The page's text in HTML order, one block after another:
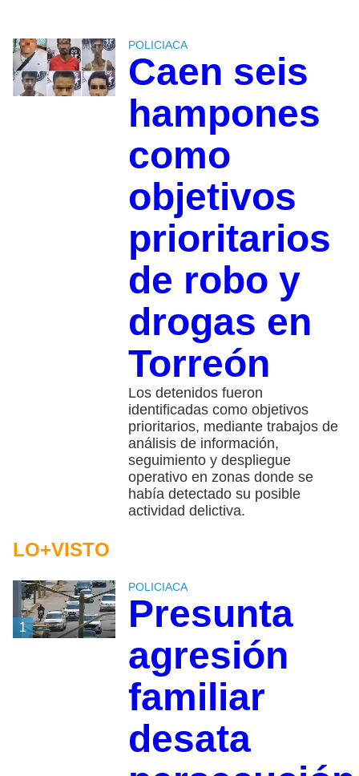
POLICIACA
Caen seis
hampones
como
objetivos
prioritarios
de robo y
drogas en
Torreón
Los detenidos fueron
identificadas como objetivos
prioritarios, mediante trabajos de
análisis de información,
seguimiento y despliegue
operativo en zonas donde se
había detectado su posible
actividad delictiva.
LO+VISTO
1
POLICIACA
Presunta
agresión
familiar
desata